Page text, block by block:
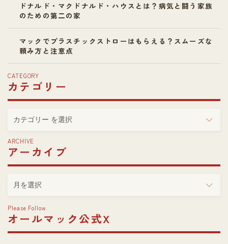
ドナルド・マクドナルド・ハウスとは？病気と闘う家族
のための第二の家
マックでプラスチックストローはもらえる？スムーズな
頼み方と注意点
CATEGORY
カテゴリー
テ
ゴ
リ
ー
ARCHIVE
アーカイブ
ア
ー
カ
イ
ブ
Please Follow
オールマック公式X